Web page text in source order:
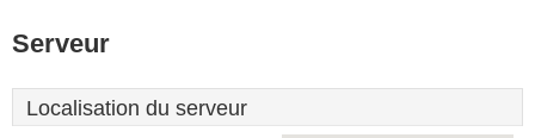
Serveur
Localisation du serveur